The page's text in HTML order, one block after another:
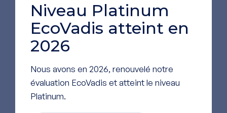
Niveau Platinum
EcoVadis atteint en
2026
Nous avons en 2026, renouvelé notre
évaluation EcoVadis et atteint le niveau
Platinum.